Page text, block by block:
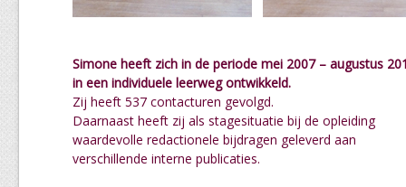
Simone heeft zich in de periode mei 2007 – augustus
in een individuele leerweg ontwikkeld.
Zij heeft 537 contacturen gevolgd.
Daarnaast heeft zij als stagesituatie bij de opleiding
waardevolle redactionele bijdragen geleverd aan
verschillende interne publicaties.